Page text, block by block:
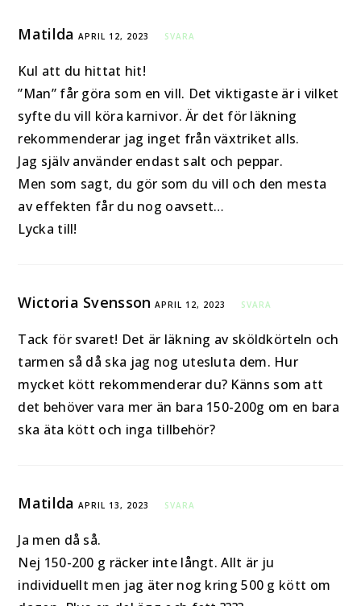
Matilda APRIL 12, 2023 SVARA
Kul att du hittat hit!
”Man” får göra som en vill. Det viktigaste är i vilket
syfte du vill köra karnivor. Är det för läkning
rekommenderar jag inget från växtriket alls.
Jag själv använder endast salt och peppar.
Men som sagt, du gör som du vill och den mesta
av effekten får du nog oavsett…
Lycka till!
Wictoria Svensson APRIL 12, 2023 SVARA
Tack för svaret! Det är läkning av sköldkörteln och
tarmen så då ska jag nog utesluta dem. Hur
mycket kött rekommenderar du? Känns som att
det behöver vara mer än bara 150-200g om en bara
ska äta kött och inga tillbehör?
Matilda APRIL 13, 2023 SVARA
Ja men då så.
Nej 150-200 g räcker inte långt. Allt är ju
individuellt men jag äter nog kring 500 g kött om